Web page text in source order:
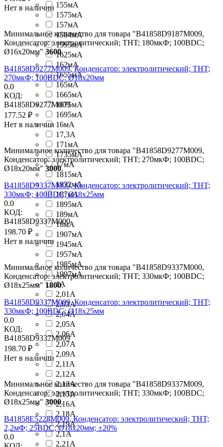
155мА
1575мА
157мА
1584мА
1595мА
1625мА
162мА
1655мА
165мА
1665мА
1675мА
1695мА
16мА
17,3А
171мА
1735мА
17мА
1815мА
1832мА
187мА
1895мА
189мА
18мА
1907мА
1945мА
1957мА
1985мА
1997мА
1А
2,01А
2,03А
2,04А
2,05А
2,06А
2,07А
2,09А
2,11А
2,12А
2,13А
2,15А
2,16А
2,18А
2,19А
2,1А
2,21А
Нет в наличии
Минимальное количество для товара "B41858D9187M009,
Конденсатор: электролитический; THT; 180мкФ; 100ВDC;
Ø16x20мм" 3600.
B41858D9277M009, Конденсатор: электролитический; THT;
270мкФ; 100ВDC; Ø18x20мм
0.0
КОД:
B41858D9277M009
177.52 ₽
Нет в наличии
Минимальное количество для товара "B41858D9277M009,
Конденсатор: электролитический; THT; 270мкФ; 100ВDC;
Ø18x20мм" 3000.
B41858D9337M000, Конденсатор: электролитический; THT;
330мкФ; 100ВDC; Ø18x25мм
0.0
КОД:
B41858D9337M000
198.70 ₽
Нет в наличии
Минимальное количество для товара "B41858D9337M000,
Конденсатор: электролитический; THT; 330мкФ; 100ВDC;
Ø18x25мм" 1800.
B41858D9337M009, Конденсатор: электролитический; THT;
330мкФ; 100ВDC; Ø18x25мм
0.0
КОД:
B41858D9337M009
198.70 ₽
Нет в наличии
Минимальное количество для товара "B41858D9337M009,
Конденсатор: электролитический; THT; 330мкФ; 100ВDC;
Ø18x25мм" 3000.
B41858E5228M009, Конденсатор: электролитический; THT;
2,2мФ; 25ВDC; Ø18x20мм; ±20%
0.0